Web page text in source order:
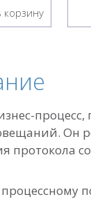
Он
протокола